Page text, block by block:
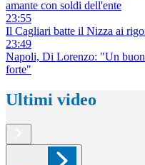
amante con soldi dell'ente
23:55
Il Cagliari batte il Nizza ai
23:49
Napoli, Di Lorenzo: "Un buon
forte"
Ultimi video